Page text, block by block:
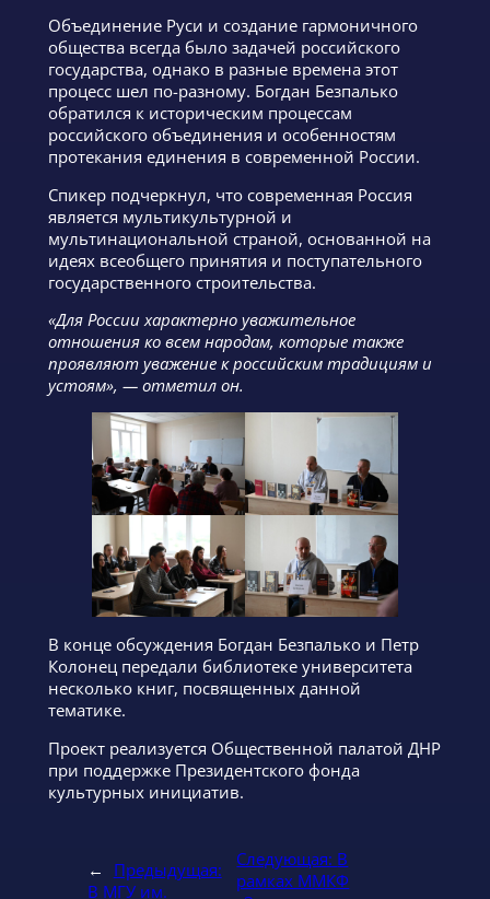
Объединение Руси и создание гармоничного
общества всегда было задачей российского
государства, однако в разные времена этот
процесс шел по-разному. Богдан Безпалько
обратился к историческим процессам
российского объединения и особенностям
протекания единения в современной России.
Спикер подчеркнул, что современная Россия
является мультикультурной и
мультинациональной страной, основанной на
идеях всеобщего принятия и поступательного
государственного строительства.
«Для России характерно уважительное
отношения ко всем народам, которые также
проявляют уважение к российским традициям и
устоям», — отметил он.
В конце обсуждения Богдан Безпалько и Петр
Колонец передали библиотеке университета
несколько книг, посвященных данной
тематике.
Проект реализуется Общественной палатой ДНР
при поддержке Президентского фонда
культурных инициатив.
←
Предыдущая:
В МГУ им.
Следующая: В
рамках ММКФ